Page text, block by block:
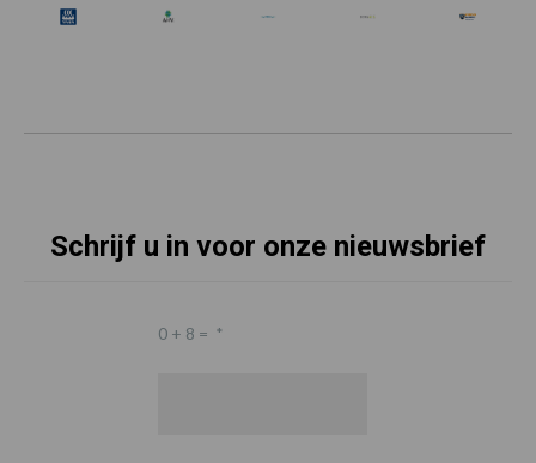
Schrijf u in voor onze nieuwsbrief
0 + 8 = *